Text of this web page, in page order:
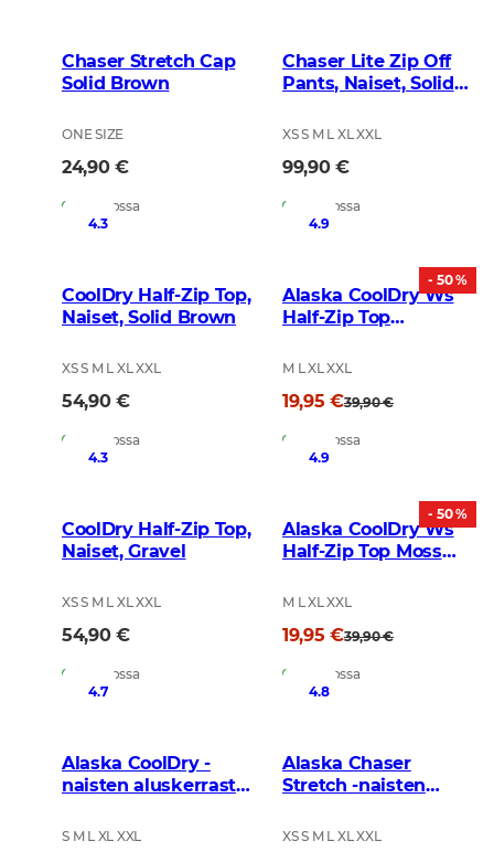
Chaser Stretch Cap
Solid Brown
ONE SIZE
24,90 €
Varastossa
Chaser Lite Zip Off
Pants, Naiset, Solid
XS S M L XL XXL
99,90 €
Varastossa
4.3
CoolDry Half-Zip Top,
Naiset, Solid Brown
XS S M L XL XXL
54,90 €
Varastossa
- 50 %
4.9
Alaska CoolDry Ws
Half-Zip Top
M L XL XXL
19,95 €39,90 €
Varastossa
4.3
CoolDry Half-Zip Top,
Naiset, Gravel
XS S M L XL XXL
54,90 €
Varastossa
- 50 %
4.9
Alaska CoolDry Ws
Half-Zip Top Moss
M L XL XXL
19,95 €39,90 €
Varastossa
4.7
Alaska CoolDry -
naisten aluskerrasto,
S M L XL XXL
4.8
Alaska Chaser
Stretch -naisten
Forest
XS S M L XL XXL